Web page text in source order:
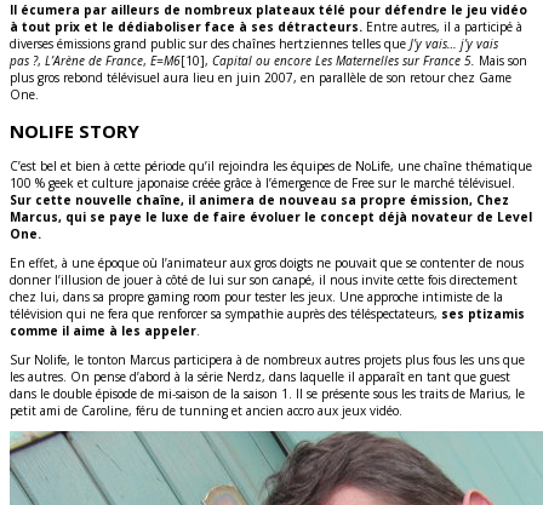
Il écumera par ailleurs de nombreux plateaux télé pour défendre le jeu vidéo
à tout prix et le dédiaboliser face à ses détracteurs. Entre autres, il a participé à
diverses émissions grand public sur des chaînes hertziennes telles que J’y vais… j’y vais
pas ?, L’Arène de France, E=M6[10], Capital ou encore Les Maternelles sur France 5. Mais son
plus gros rebond télévisuel aura lieu en juin 2007, en parallèle de son retour chez Game
One.
NOLIFE STORY
C’est bel et bien à cette période qu’il rejoindra les équipes de NoLife, une chaîne thématique
100 % geek et culture japonaise créée grâce à l’émergence de Free sur le marché télévisuel.
Sur cette nouvelle chaîne, il animera de nouveau sa propre émission, Chez
Marcus, qui se paye le luxe de faire évoluer le concept déjà novateur de Level
One.
En effet, à une époque où l’animateur aux gros doigts ne pouvait que se contenter de nous
donner l’illusion de jouer à côté de lui sur son canapé, il nous invite cette fois directement
chez lui, dans sa propre gaming room pour tester les jeux. Une approche intimiste de la
télévision qui ne fera que renforcer sa sympathie auprès des téléspectateurs, ses ptizamis
comme il aime à les appeler.
Sur Nolife, le tonton Marcus participera à de nombreux autres projets plus fous les uns que
les autres. On pense d’abord à la série Nerdz, dans laquelle il apparaît en tant que guest
dans le double épisode de mi-saison de la saison 1. Il se présente sous les traits de Marius, le
petit ami de Caroline, féru de tunning et ancien accro aux jeux vidéo.